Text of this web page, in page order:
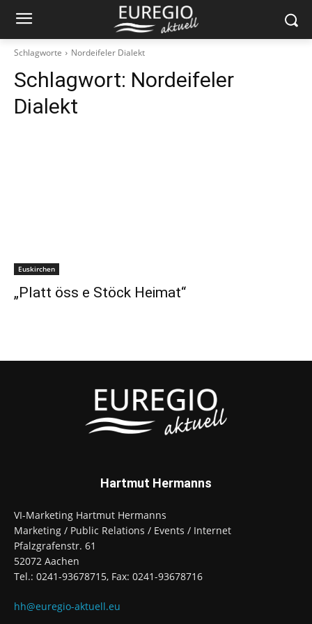
Schlagworte Nordeifeler Dialekt
Schlagwort: Nordeifeler
Dialekt
Euskirchen
„Platt öss e Stöck Heimat“
Hartmut Hermanns
VI-Marketing Hartmut Hermanns
Marketing / Public Relations / Events / Internet
Pfalzgrafenstr. 61
52072 Aachen
Tel.: 0241-93678715, Fax: 0241-93678716
hh@euregio-aktuell.eu